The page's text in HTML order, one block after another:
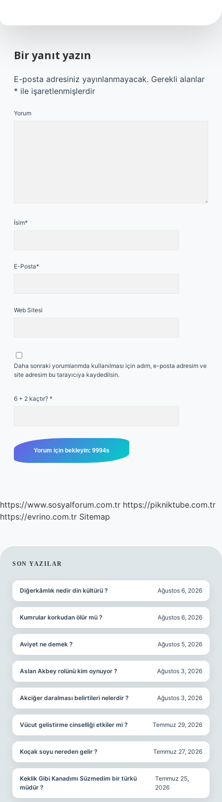
Bir yanıt yazın
E-posta adresiniz yayınlanmayacak. Gerekli alanlar
* ile işaretlenmişlerdir
Yorum
İsim*
E-Posta*
Web Sitesi
Daha sonraki yorumlarımda kullanılması için adım, e-posta adresim ve
site adresim bu tarayıcıya kaydedilsin.
6 + 2 kaçtır? *
https://www.sosyalforum.com.tr https://pikniktube.com.tr
https://evrino.com.tr Sitemap
SIDEBAR
SON YAZILAR
Diğerkâmlık nedir din kültürü ? Ağustos 6, 2026
Kumrular korkudan ölür mü ? Ağustos 6, 2026
Aviyet ne demek ? Ağustos 5, 2026
Aslan Akbey rolünü kim oynuyor ? Ağustos 3, 2026
Akciğer daralması belirtileri nelerdir ? Ağustos 3, 2026
Vücut gelistirme cinselliği etkiler mi ? Temmuz 29, 2026
Koçak soyu nereden gelir ? Temmuz 27, 2026
Keklik Gibi Kanadımı Süzmedim bir türkü
müdür ?
Temmuz 25,
2026